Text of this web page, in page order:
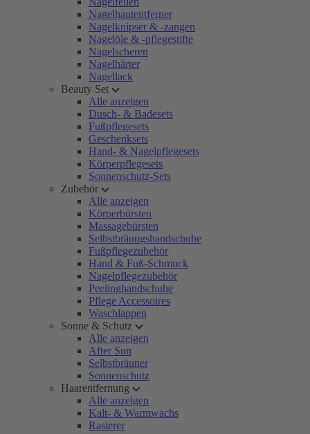
Nagelhautentferner
Nagelknipser & -zangen
Nagelöle & -pflegestifte
Nagelscheren
Nagelhärter
Nagellack
Beauty Set
Alle anzeigen
Dusch- & Badesets
Fußpflegesets
Geschenksets
Hand- & Nagelpflegesets
Körperpflegesets
Sonnenschutz-Sets
Zubehör
Alle anzeigen
Körperbürsten
Massagebürsten
Selbstbräungshandschuhe
Fußpflegezubehör
Hand & Fuß-Schmuck
Nagelpflegezubehör
Peelinghandschuhe
Pflege Accessoires
Waschlappen
Sonne & Schutz
Alle anzeigen
After Sun
Selbstbräuner
Sonnenschutz
Haarentfernung
Alle anzeigen
Kalt- & Warmwachs
Rasierer